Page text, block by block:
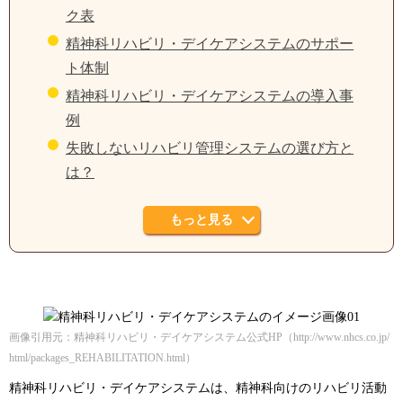
ク表
精神科リハビリ・デイケアシステムのサポー
ト体制
精神科リハビリ・デイケアシステムの導入事
例
失敗しないリハビリ管理システムの選び方と
は？
もっと見る
画像引用元：精神科リハビリ・デイケアシステム公式HP（http://www.nhcs.co.jp/
html/packages_REHABILITATION.html）
精神科リハビリ・デイケアシステムは、精神科向けのリハビリ活動